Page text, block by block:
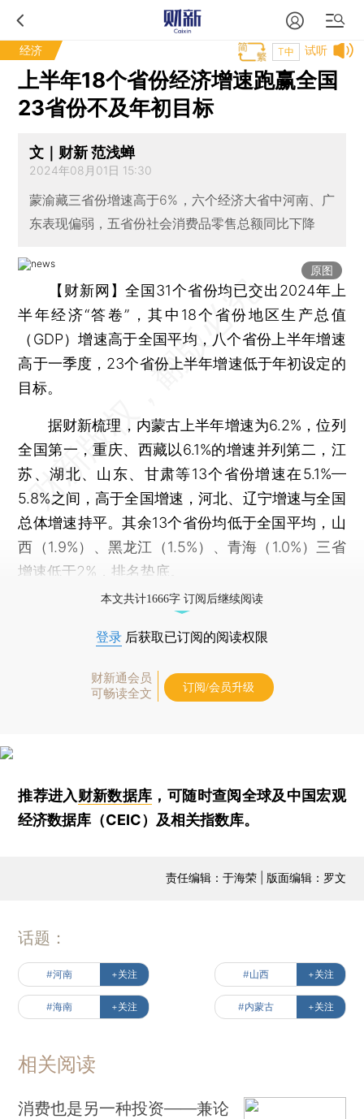
经济 试听
T中
上半年18个省份经济增速跑赢全国
23省份不及年初目标
文｜财新 范浅蝉
2024年08月01日 15:30
蒙渝藏三省份增速高于6%，六个经济大省中河南、广
东表现偏弱，五省份社会消费品零售总额同比下降
原图
【财新网】全国31个省份均已交出2024年上
半年经济“答卷”，其中18个省份地区生产总值
（GDP）增速高于全国平均，八个省份上半年增速
高于一季度，23个省份上半年增速低于年初设定的
目标。
据财新梳理，内蒙古上半年增速为6.2%，位列
全国第一，重庆、西藏以6.1%的增速并列第二，江
苏、湖北、山东、甘肃等13个省份增速在5.1%—
5.8%之间，高于全国增速，河北、辽宁增速与全国
总体增速持平。其余13个省份均低于全国平均，山
西（1.9%）、黑龙江（1.5%）、青海（1.0%）三省
增速低于2%，排名垫底。
本文共计1666字 订阅后继续阅读
登录 后获取已订阅的阅读权限
财新通会员
可畅读全文
订阅/会员升级
推荐进入财新数据库 ，可随时查阅全球及中国宏观
经济数据库（CEIC）及相关指数库。
责任编辑：于海荣 | 版面编辑：罗文
话题：
#河南 +关注 #山西 +关注
#海南 +关注 #内蒙古 +关注
相关阅读
消费也是另一种投资——兼论